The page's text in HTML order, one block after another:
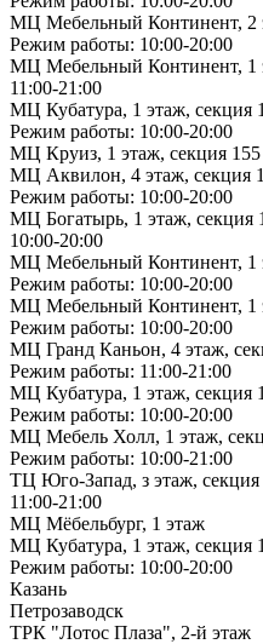
МЦ Мебельный Континент, 2
Режим работы: 10:00-20:00
МЦ Мебельный Континент, 1
11:00-21:00
МЦ Кубатура, 1 этаж, секция
Режим работы: 10:00-20:00
МЦ Круиз, 1 этаж, секция 155
МЦ Аквилон, 4 этаж, секция
Режим работы: 10:00-20:00
МЦ Богатырь, 1 этаж, секция
10:00-20:00
МЦ Мебельный Континент, 1
Режим работы: 10:00-20:00
МЦ Мебельный Континент, 1
Режим работы: 10:00-20:00
МЦ Гранд Каньон, 4 этаж,
Режим работы: 11:00-21:00
МЦ Кубатура, 1 этаж, секция
Режим работы: 10:00-20:00
МЦ Мебель Холл, 1 этаж,
Режим работы: 10:00-21:00
ТЦ Юго-Запад, з этаж,
11:00-21:00
МЦ Мёбельбург, 1 этаж
МЦ Кубатура, 1 этаж, секция
Режим работы: 10:00-20:00
Казань
Петрозаводск
ТРК "Лотос Плаза", 2-й этаж